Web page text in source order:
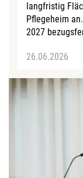
langfristig
Pflegeheim
2027
26.06.2026